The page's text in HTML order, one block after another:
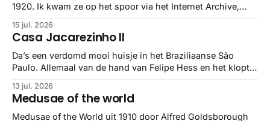
1920. Ik kwam ze op het spoor via het Internet Archive,
gebundeld in een: boek ✨ Daarin hebben ze alle scans een
stuk netter getrokken, maar op deze manier vind ik ze er
minstens
15 jul. 2026
Casa Jacarezinho II
Da’s een verdomd mooi huisje in het Braziliaanse São
Paulo. Allemaal van de hand van Felipe Hess en het klopt
13 jul. 2026
Medusae of the world
Medusae of the World uit 1910 door Alfred Goldsborough